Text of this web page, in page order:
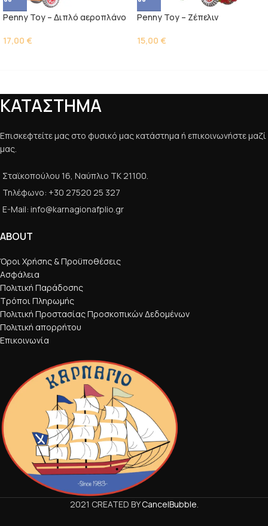
Penny Toy – Διπλό αεροπλάνο
17,00 €
Penny Toy – Ζέπελιν
15,00 €
ΚΑΤΑΣΤΗΜΑ
Επισκεφτείτε μας στο φυσικό μας κατάστημα ή επικοινωνήστε μαζί
μας.
Σταϊκοπούλου 16, Ναύπλιο ΤΚ 21100.
Τηλέφωνο: +30 27520 25 327
E-Mail: info@karnagionafplio.gr
ABOUT
Όροι Χρήσης & Προϋποθέσεις
Ασφάλεια
Πολιτική Παράδοσης
Τρόποι Πληρωμής
Πολιτική Προστασίας Προσκοπικών Δεδομένων
Πολιτική απορρήτου
Επικοινωνία
2021 CREATED BYCancelBubble.